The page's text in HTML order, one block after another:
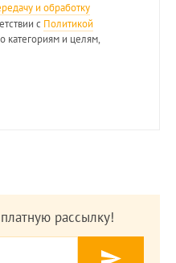
и обработку
с Политикой
категориям и целям,
рассылку!